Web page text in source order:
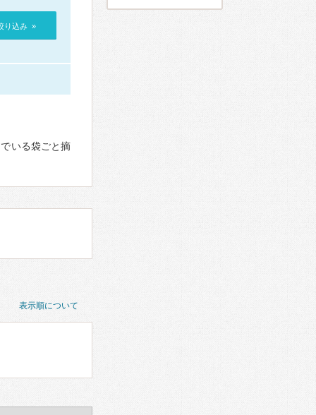
り込み »
いる袋ごと摘
表示順について